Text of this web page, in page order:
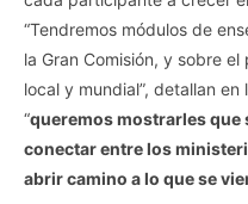
“Tendremos módulos de
la Gran Comisión, y sobre
local y mundial”, detallan
“queremos mostrarles que
conectar entre los
abrir camino a lo que se